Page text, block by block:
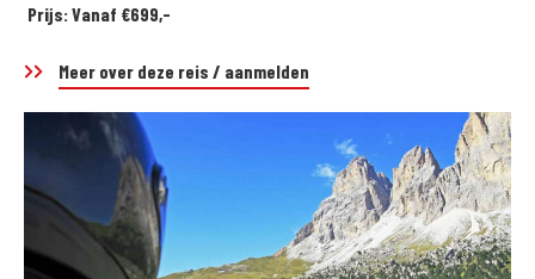
Prijs: Vanaf €699,-
Meer over deze reis / aanmelden